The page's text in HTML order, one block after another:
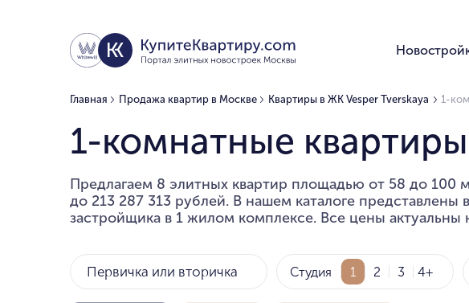
Главная Продажа квартир в Москве Квартиры в ЖК Vesper Tverskaya 1-
1-комнатные
Предлагаем 8 элитных квартир площадью от 58 до 100
до 213 287 313 рублей. В нашем каталоге представлены
застройщика в 1 жилом комплексе. Все цены актуальны
Первичка или вторичка Студия 1 2 3 4+